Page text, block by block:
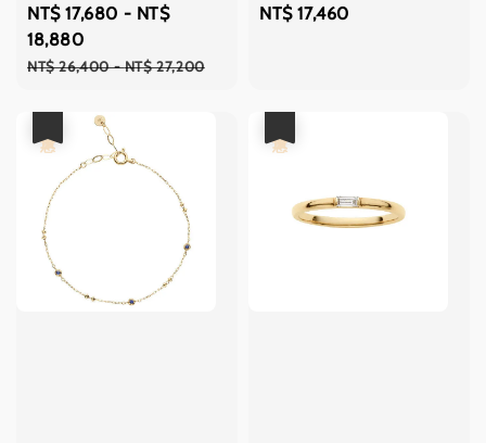
Sale
price
NT$ 17,680 - NT$
18,880
Regular
NT$ 26,400-NT$ 27,200
Regular
NT$ 17,460